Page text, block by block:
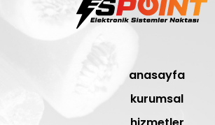
anasayfa
kurumsal